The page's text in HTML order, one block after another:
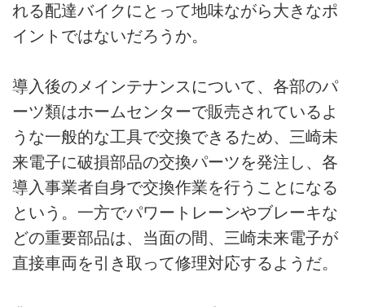
れる配達バイクにとって地味ながら大きなポ
イントではないだろうか。
導入後のメインテナンスについて、各部のパ
ーツ類はホームセンターで販売されているよ
うな一般的な工具で交換できるため、三崎未
来電子に破損部品の交換パーツを発注し、各
導入事業者自身で交換作業を行うことになる
という。一方でパワートレーンやブレーキな
どの重要部品は、当面の間、三崎未来電子が
直接車両を引き取って修理対応するようだ。